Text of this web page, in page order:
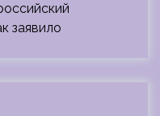
заявило